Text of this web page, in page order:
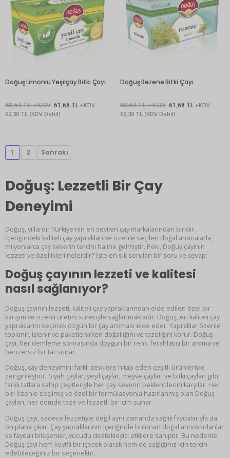
Doğuş Limonlu Yeşilçay Bitki Çayı
68,54 TL +KDV 61,68 TL +KDV
62,30 TL (KDV Dahil)
Doğuş Rezene Bitki Çayı
68,54 TL +KDV 61,68 TL +KDV
62,30 TL (KDV Dahil)
1 2 Sonraki
Doğuş: Lezzetli Bir Çay
Deneyimi
Doğuş, yıllardır Türkiye'nin en sevilen çay markalarından biridir.
İçeriğindeki kaliteli çay yaprakları ve özenle seçilen doğal aromalarla,
milyonlarca çay severin tercihi haline gelmiştir. Peki, Doğuş çayının
lezzeti ve özellikleri nelerdir? İşte en sık sorulan bir soru ve cevap:
Doğuş çayının lezzeti ve kalitesi
nasıl sağlanıyor?
Doğuş çayının lezzeti, kaliteli çay yapraklarından elde edilen özel bir
karışım ve özenli üretim süreciyle sağlanmaktadır. Doğuş, en kaliteli çay
yapraklarını seçerek özgün bir çay aroması elde eder. Yapraklar özenle
toplanır, işlenir ve paketlenirken doğallığını ve tazeliğini korur. Doğuş
çayı, her demleme sonrasında doygun bir renk, ferahlatıcı bir aroma ve
benzersiz bir tat sunar.
Doğuş, çay deneyimini farklı zevklere hitap eden çeşitli ürünleriyle
zenginleştirir. Siyah çaylar, yeşil çaylar, meyve çayları ve bitki çayları gibi
farklı tatlara sahip çeşitleriyle her çay severin beklentilerini karşılar. Her
biri özenle seçilmiş ve özel bir formülasyonla hazırlanmış olan Doğuş
çayları, her demde taze ve lezzetli bir içim sunar.
Doğuş çayı, sadece lezzetiyle değil aynı zamanda sağlık faydalarıyla da
ön plana çıkar. Çay yapraklarının içeriğinde bulunan doğal antioksidanlar
ve faydalı bileşenler, vücudu destekleyici etkilere sahiptir. Bu nedenle,
Doğuş çayı hem keyifli bir içecek olarak hem de sağlığınız için tercih
edebileceğiniz bir seçenektir.